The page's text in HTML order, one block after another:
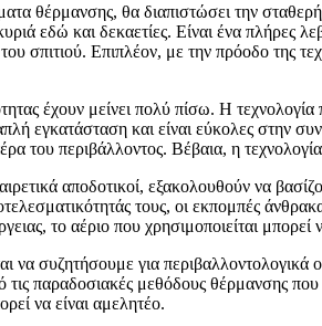
θέρμανσης, θα διαπιστώσει την
εδώ και δεκαετίες. Είναι ένα
σπιτιού. Επιπλέον, με την πρόοδο της
έχουν μείνει πολύ πίσω. Η
εγκατάσταση και είναι εύκολες στην
του περιβάλλοντος. Βέβαια, η
αποδοτικοί, εξακολουθούν να
τους, οι εκπομπές
το αέριο που χρησιμοποιείται
να συζητήσουμε για
τις παραδοσιακές μεθόδους θέρμανσης
να είναι αμελητέο.